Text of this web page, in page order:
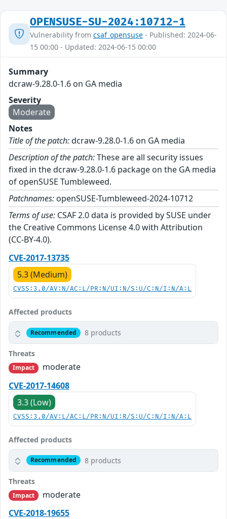
OPENSUSE-SU-2024:10712-1
Vulnerability from csaf_opensuse - Published: 2024-06-
15 00:00 - Updated: 2024-06-15 00:00
Summary
dcraw-9.28.0-1.6 on GA media
Severity
Moderate
Notes
Title of the patch:dcraw-9.28.0-1.6 on GA media
Description of the patch:These are all security issues
fixed in the dcraw-9.28.0-1.6 package on the GA media
of openSUSE Tumbleweed.
Patchnames: openSUSE-Tumbleweed-2024-10712
Terms of use: CSAF 2.0 data is provided by SUSE under
the Creative Commons License 4.0 with Attribution
(CC-BY-4.0).
CVE-2017-13735
5.3 (Medium)
CVSS:3.0/AV:N/AC:L/PR:N/UI:N/S:U/C:N/I:N/A:L
Affected products
Recommended 8 products
Threats
Impact
moderate
CVE-2017-14608
3.3 (Low)
CVSS:3.0/AV:L/AC:L/PR:N/UI:R/S:U/C:N/I:N/A:L
Affected products
Recommended 8 products
Threats
Impact
moderate
CVE-2018-19655